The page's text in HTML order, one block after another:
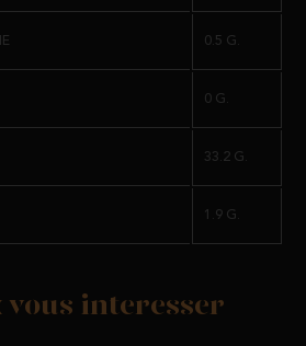
GR.
FINAL L'ENGAGEMENT DU TRAVAIL
D'ESPRIT D'ACQUÉRIR UN PRODUIT
0.5 G.
0 G.
33.2 G.
1.9 G.
vous interesser